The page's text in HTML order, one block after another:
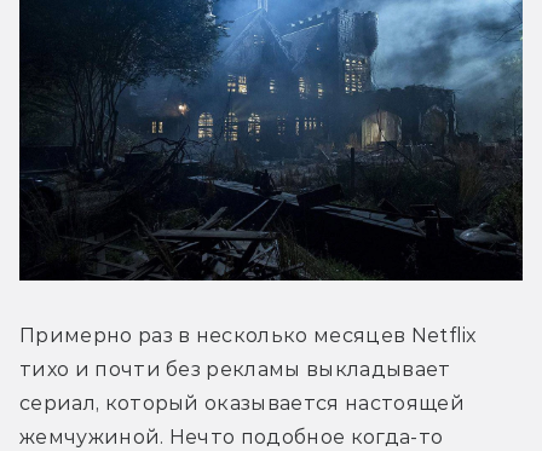
Примерно раз в несколько месяцев Netflix
тихо и почти без рекламы выкладывает
сериал, который оказывается настоящей
жемчужиной. Нечто подобное когда-то